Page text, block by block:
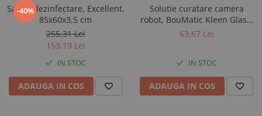
-40%
Saltea dezinfectare, Excellent,
85x60x3,5 cm
255,31 Lei
153,19 Lei
IN STOC
ADAUGA IN COS
Solutie curatare camera
robot, BouMatic Kleen Glass,
flacon 0,75 l
63,67 Lei
IN STOC
ADAUGA IN COS